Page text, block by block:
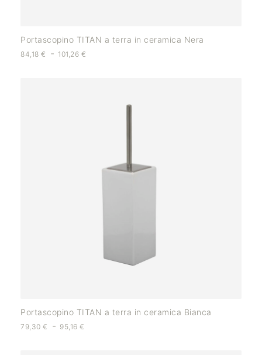
Portascopino TITAN a terra in ceramica Nera
84,18 € - 101,26 €
Portascopino TITAN a terra in ceramica Bianca
79,30 € - 95,16€